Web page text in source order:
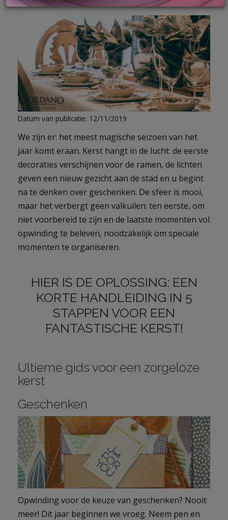
LOG
Datum van publicatie: 12/11/2019
We zijn er: het meest magische seizoen van het
jaar komt eraan. Kerst hangt in de lucht: de eerste
decoraties verschijnen voor de ramen, de lichten
geven een nieuw gezicht aan de stad en u begint
na te denken over geschenken. De sfeer is mooi,
maar het verbergt geen valkuilen: ten eerste, om
niet voorbereid te zijn en de laatste momenten vol
opwinding te beleven, noodzakelijk om speciale
momenten te organiseren.
HIER IS DE OPLOSSING: EEN
KORTE HANDLEIDING IN 5
STAPPEN VOOR EEN
FANTASTISCHE KERST!
Ultieme gids voor een zorgeloze
kerst
Geschenken
Opwinding voor de keuze van geschenken? Nooit
meer! Dit jaar beginnen we vroeg. Neem pen en